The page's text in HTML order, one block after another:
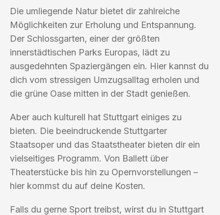
Die umliegende Natur bietet dir zahlreiche
Möglichkeiten zur Erholung und Entspannung.
Der Schlossgarten, einer der größten
innerstädtischen Parks Europas, lädt zu
ausgedehnten Spaziergängen ein. Hier kannst du
dich vom stressigen Umzugsalltag erholen und
die grüne Oase mitten in der Stadt genießen.
Aber auch kulturell hat Stuttgart einiges zu
bieten. Die beeindruckende Stuttgarter
Staatsoper und das Staatstheater bieten dir ein
vielseitiges Programm. Von Ballett über
Theaterstücke bis hin zu Opernvorstellungen –
hier kommst du auf deine Kosten.
Falls du gerne Sport treibst, wirst du in Stuttgart